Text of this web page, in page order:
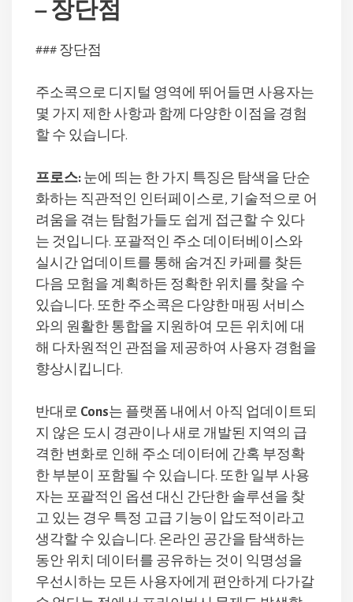
– 장단점
### 장단점
주소콕으로 디지털 영역에 뛰어들면 사용자는
몇 가지 제한 사항과 함께 다양한 이점을 경험
할 수 있습니다.
프로스: 눈에 띄는 한 가지 특징은 탐색을 단순
화하는 직관적인 인터페이스로, 기술적으로 어
려움을 겪는 탐험가들도 쉽게 접근할 수 있다
는 것입니다. 포괄적인 주소 데이터베이스와
실시간 업데이트를 통해 숨겨진 카페를 찾든
다음 모험을 계획하든 정확한 위치를 찾을 수
있습니다. 또한 주소콕은 다양한 매핑 서비스
와의 원활한 통합을 지원하여 모든 위치에 대
해 다차원적인 관점을 제공하여 사용자 경험을
향상시킵니다.
반대로 Cons는 플랫폼 내에서 아직 업데이트되
지 않은 도시 경관이나 새로 개발된 지역의 급
격한 변화로 인해 주소 데이터에 간혹 부정확
한 부분이 포함될 수 있습니다. 또한 일부 사용
자는 포괄적인 옵션 대신 간단한 솔루션을 찾
고 있는 경우 특정 고급 기능이 압도적이라고
생각할 수 있습니다. 온라인 공간을 탐색하는
동안 위치 데이터를 공유하는 것이 익명성을
우선시하는 모든 사용자에게 편안하게 다가갈